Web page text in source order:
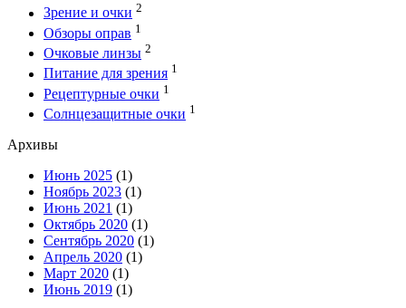
Зрение и очки 2
Обзоры оправ 1
Очковые линзы 2
Питание для зрения 1
Рецептурные очки 1
Солнцезащитные очки 1
Архивы
Июнь 2025 (1)
Ноябрь 2023 (1)
Июнь 2021 (1)
Октябрь 2020 (1)
Сентябрь 2020 (1)
Апрель 2020 (1)
Март 2020 (1)
Июнь 2019 (1)